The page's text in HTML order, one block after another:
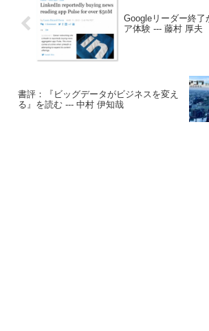
Googleリーダー終了
ア体験 --- 藤村 厚夫
書評：『ビッグデータがビジネスを変え
る』を読む --- 中村 伊知哉